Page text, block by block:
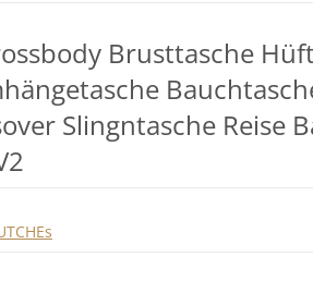
Brusttasche
Slingntasche Reise